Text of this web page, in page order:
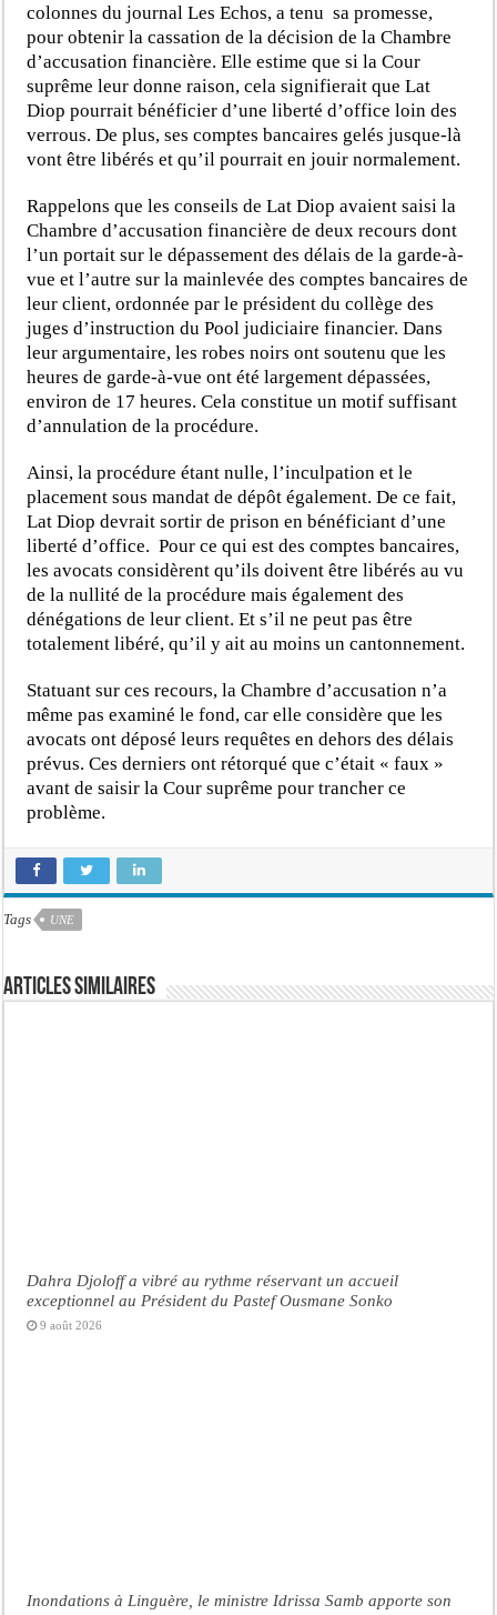
colonnes du journal Les Echos, a tenu sa promesse,
pour obtenir la cassation de la décision de la Chambre
d’accusation financière. Elle estime que si la Cour
suprême leur donne raison, cela signifierait que Lat
Diop pourrait bénéficier d’une liberté d’office loin des
verrous. De plus, ses comptes bancaires gelés jusque-là
vont être libérés et qu’il pourrait en jouir normalement.
Rappelons que les conseils de Lat Diop avaient saisi la
Chambre d’accusation financière de deux recours dont
l’un portait sur le dépassement des délais de la garde-à-
vue et l’autre sur la mainlevée des comptes bancaires de
leur client, ordonnée par le président du collège des
juges d’instruction du Pool judiciaire financier. Dans
leur argumentaire, les robes noirs ont soutenu que les
heures de garde-à-vue ont été largement dépassées,
environ de 17 heures. Cela constitue un motif suffisant
d’annulation de la procédure.
Ainsi, la procédure étant nulle, l’inculpation et le
placement sous mandat de dépôt également. De ce fait,
Lat Diop devrait sortir de prison en bénéficiant d’une
liberté d’office. Pour ce qui est des comptes bancaires,
les avocats considèrent qu’ils doivent être libérés au vu
de la nullité de la procédure mais également des
dénégations de leur client. Et s’il ne peut pas être
totalement libéré, qu’il y ait au moins un cantonnement.
Statuant sur ces recours, la Chambre d’accusation n’a
même pas examiné le fond, car elle considère que les
avocats ont déposé leurs requêtes en dehors des délais
prévus. Ces derniers ont rétorqué que c’était « faux »
avant de saisir la Cour suprême pour trancher ce
problème.
Tags UNE
Articles similaires
Dahra Djoloff a vibré au rythme réservant un accueil
exceptionnel au Président du Pastef Ousmane Sonko
9 août 2026
Inondations à Linguère, le ministre Idrissa Samb apporte son